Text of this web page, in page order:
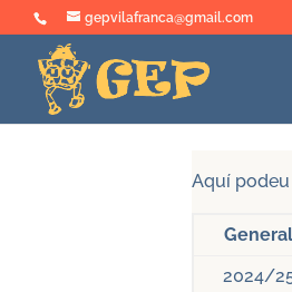
gepvilafranca@gmail.com
Aquí podeu
General
2024/